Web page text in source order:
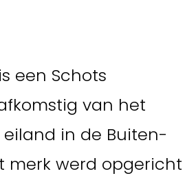
een Schots
van het
in de Buiten-
merk werd opgericht